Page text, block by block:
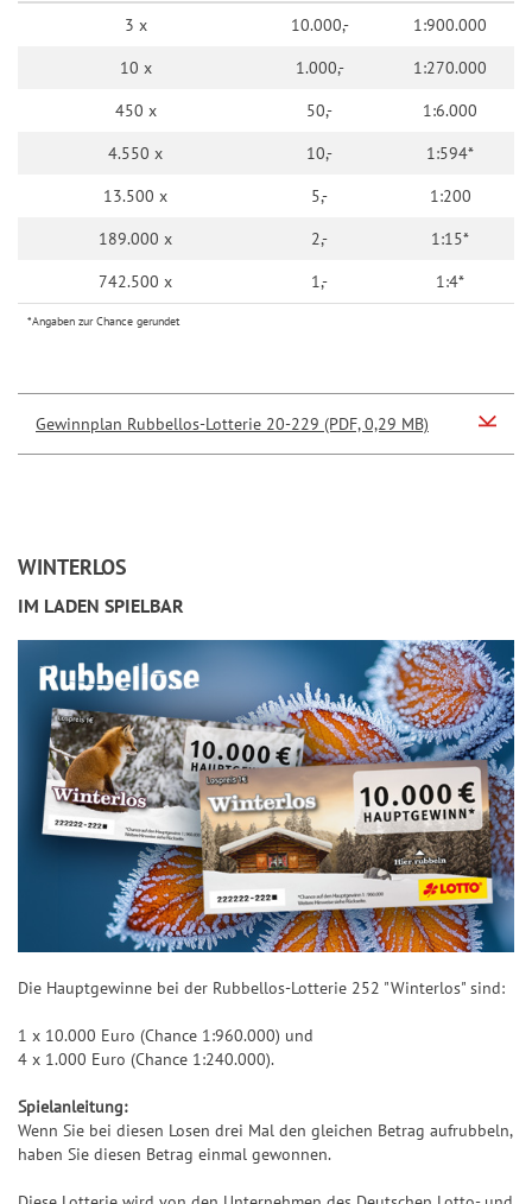
3 x 10.000,-
1:900.000
10 x
1.000,-
1:270.000
450 x
50,-
1:6.000
4.550 x
10,-
1:594*
13.500 x
5,-
1:200
189.000 x
2,-
1:15*
742.500 x
1,- 1:4*
*Angaben zur Chance gerundet
Gewinnplan Rubbellos-Lotterie 20-229 (PDF, 0,29 MB)
WINTERLOS
IM LADEN SPIELBAR
Die Hauptgewinne bei der Rubbellos-Lotterie 252 "Winterlos" sind:
1 x 10.000 Euro (Chance 1:960.000) und
4 x 1.000 Euro (Chance 1:240.000).
Spielanleitung:
Wenn Sie bei diesen Losen drei Mal den gleichen Betrag aufrubbeln,
haben Sie diesen Betrag einmal gewonnen.